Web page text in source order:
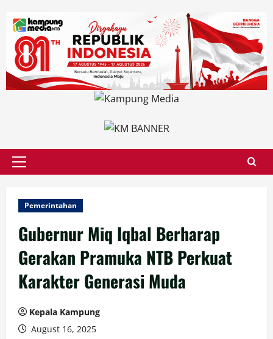
content
Primary
Pemerintahan
Gubernur Miq Iqbal Berharap
Gerakan Pramuka NTB Perkuat
Karakter Generasi Muda
Kepala Kampung
August 16, 2025